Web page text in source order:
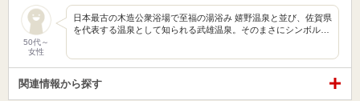
50代～
女性
日本最古の木造公衆浴場で至福の湯浴み 嬉野温泉と並び、佐賀県
を代表する温泉として知られる武雄温泉。そのまさにシンボル…
関連情報から探す